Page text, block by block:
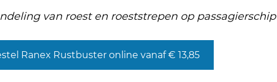
van roest en roeststrepen op passagierschip
Ranex Rustbuster online vanaf € 13,85